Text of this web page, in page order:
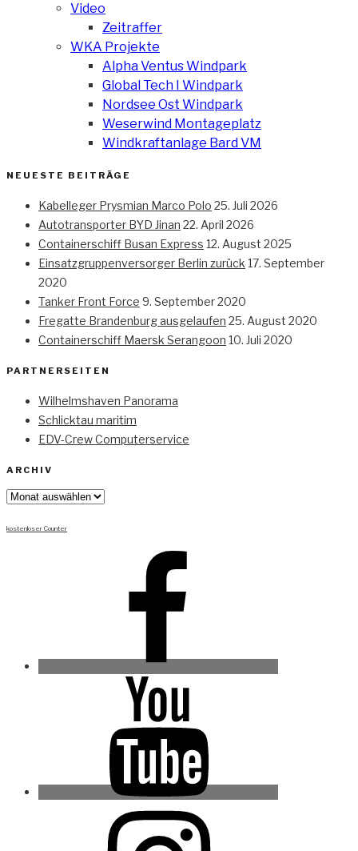
Video
Zeitraffer
WKA Projekte
Alpha Ventus Windpark
Global Tech I Windpark
Nordsee Ost Windpark
Weserwind Montageplatz
Windkraftanlage Bard VM
NEUESTE BEITRÄGE
Kabelleger Prysmian Marco Polo 25. Juli 2026
Autotransporter BYD Jinan 22. April 2026
Containerschiff Busan Express 12. August 2025
Einsatzgruppenversorger Berlin zurück 17. September
2020
Tanker Front Force 9. September 2020
Fregatte Brandenburg ausgelaufen 25. August 2020
Containerschiff Maersk Serangoon 10. Juli 2020
PARTNERSEITEN
Wilhelmshaven Panorama
Schlicktau maritim
EDV-Crew Computerservice
ARCHIV
Archiv
kostenloser Counter